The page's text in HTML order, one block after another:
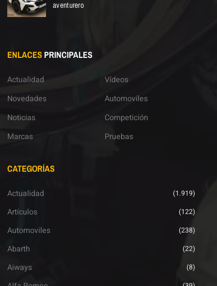
aventurero
ENLACES PRINCIPALES
Actualidad
Novedades
Noticias
Marcas
Vídeos
Automoviles
Competición
Pruebas
CATEGORÍAS
Actualidad (1.919)
Artículos (122)
Automoviles (238)
Abarth (22)
Aiways (8)